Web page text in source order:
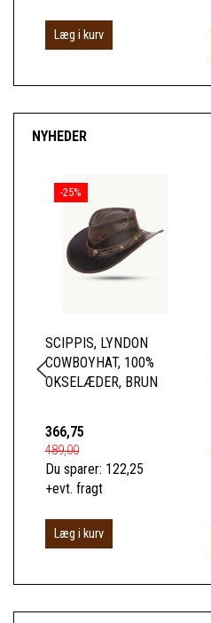
Læg i kurv
NYHEDER
-25%
SCIPPIS, LYNDON
COWBOYHAT, 100%
OKSELÆDER, BRUN
366,75
489,00
Du sparer: 122,25
+evt. fragt
Læg i kurv